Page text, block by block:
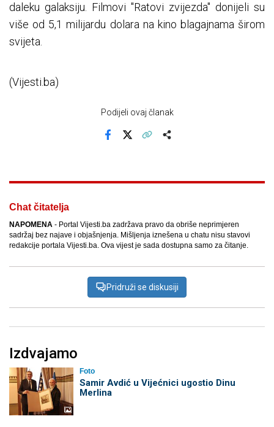
daleku galaksiju. Filmovi "Ratovi zvijezda" donijeli su
više od 5,1 milijardu dolara na kino blagajnama širom
svijeta.
(Vijesti.ba)
Podijeli ovaj članak
Chat čitatelja
NAPOMENA - Portal Vijesti.ba zadržava pravo da obriše neprimjeren
sadržaj bez najave i objašnjenja. Mišljenja iznešena u chatu nisu stavovi
redakcije portala Vijesti.ba. Ova vijest je sada dostupna samo za čitanje.
Pridruži se diskusiji
Izdvajamo
Foto
Samir Avdić u Vijećnici ugostio Dinu
Merlina